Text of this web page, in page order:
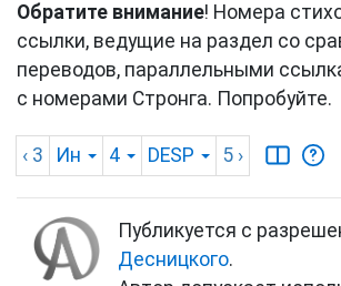
Обратите внимание! Номера
ссылки, ведущие на раздел со
переводов, параллельными
с номерами Стронга. Попробуйте.
‹ 3 Ин 4 DESP 5 ›
Публикуется с
Десницкого.